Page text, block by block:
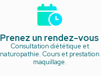
Prenez un rendez-vous
Consultation diététique et
naturopathie. Cours et prestation
maquillage.